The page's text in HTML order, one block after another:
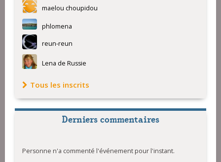
maelou choupidou
phlomena
reun-reun
Lena de Russie
Tous les inscrits
Derniers commentaires
Personne n'a commenté l'événement pour l'instant.